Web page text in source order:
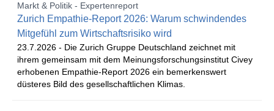
Markt & Politik - Expertenreport
Zurich Empathie-Report 2026: Warum schwindendes
Mitgefühl zum Wirtschaftsrisiko wird
23.7.2026 - Die Zurich Gruppe Deutschland zeichnet mit
ihrem gemeinsam mit dem Meinungsforschungsinstitut Civey
erhobenen Empathie-Report 2026 ein bemerkenswert
düsteres Bild des gesellschaftlichen Klimas.